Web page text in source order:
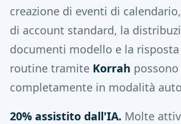
creazione di eventi di
di account standard, la
documenti modello e la risposta
routine tramite Korrah
completamente in modalità
20% assistito dall'IA. Molte